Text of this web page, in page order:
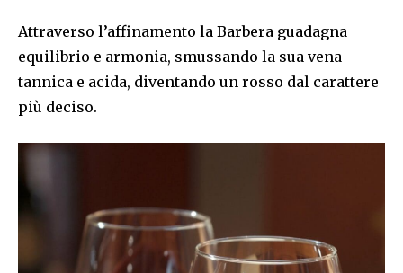
Attraverso l’affinamento la Barbera guadagna
equilibrio e armonia, smussando la sua vena
tannica e acida, diventando un rosso dal carattere
più deciso.